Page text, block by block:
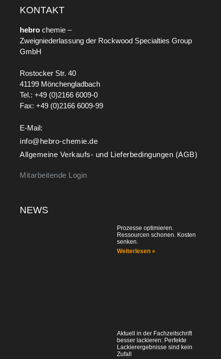
KONTAKT
hebro chemie –
Zweigniederlassung der Rockwood Specialties Group
GmbH
Rostocker Str. 40
41199 Mönchengladbach
Tel.: +49 (0)2166 6009-0
Fax: +49 (0)2166 6009-99
E-Mail:
info@hebro-chemie.de
Allgemeine Verkaufs- und Lieferbedingungen (AGB)
Mitarbeitende Login
NEWS
Prozesse optimieren.
Ressourcen schonen. Kosten
senken.
Weiterlesen »
Aktuell in der Fachzeitschrift
besser lackieren: Perfekte
Lackierergebnisse sind kein
Zufall